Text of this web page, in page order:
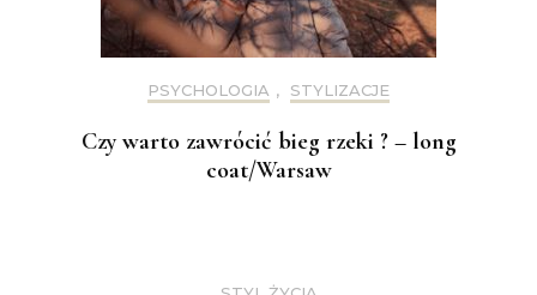
PSYCHOLOGIA , STYLIZACJE
Czy warto zawrócić bieg rzeki ? – long
coat/Warsaw